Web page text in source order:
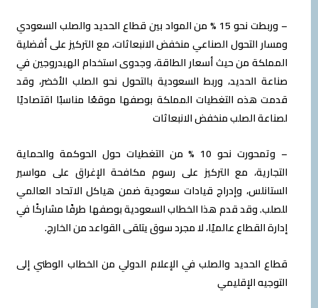
– وربطت نحو 15 % من المواد بين قطاع الحديد والصلب السعودي
ومسار التحول الصناعي منخفض الانبعاثات، مع التركيز على أفضلية
المملكة من حيث أسعار الطاقة، وجدوى استخدام الهيدروجين في
صناعة الحديد، وربط السعودية بالتحول نحو الصلب الأخضر، وقد
قدمت هذه التغطيات المملكة بوصفها موقعًا مناسبًا اقتصاديًا
لصناعة الصلب منخفض الانبعاثات
– وتمحورت نحو 10 % من التغطيات حول الحوكمة والحماية
التجارية، مع التركيز على رسوم مكافحة الإغراق على مواسير
الستانلس، وإدراج قيادات سعودية ضمن هياكل الاتحاد العالمي
للصلب. وقد قدم هذا الخطاب السعودية بوصفها طرفًا مشاركًا في
إدارة القطاع عالميًا، لا مجرد سوق يتلقى القواعد من الخارج.
قطاع الحديد والصلب في الإعلام الدولي من الخطاب الوطني إلى
التوجيه الإقليمي